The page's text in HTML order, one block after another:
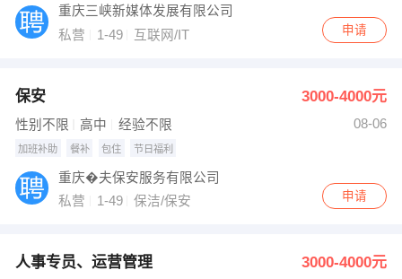
重庆三峡新媒体发展有限公司
私营
1-49 互联网/IT 申请
保安 3000-4000元
性别不限 高中 经验不限 08-06
加班补助 餐补 包住 节日福利
重庆�夫保安服务有限公司
私营
1-49 保洁/保安 申请
人事专员、运营管理 3000-4000元